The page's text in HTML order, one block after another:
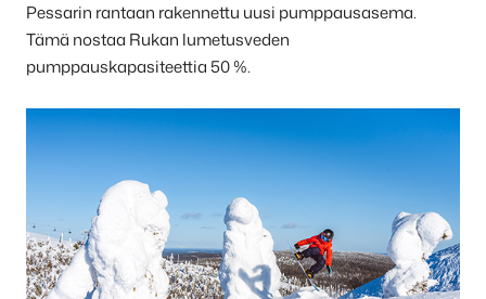
Pessarin rantaan rakennettu uusi pumppausasema.
Tämä nostaa Rukan lumetusveden
pumppauskapasiteettia 50 %.